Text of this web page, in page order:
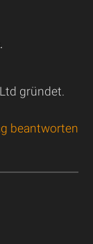
gründet.
beantworten